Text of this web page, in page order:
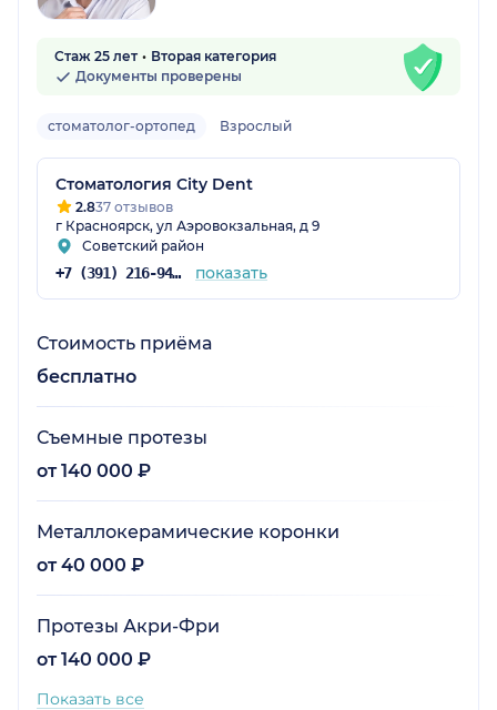
Стаж 25 лет
Вторая категория
Документы проверены
стоматолог-ортопед Взрослый
Стоматология City Dent
2.837 отзывов
г Красноярск, ул Аэровокзальная, д 9
Советский район
+7 (391) 216-94-37 показать
Стоимость приёма
бесплатно
Съемные протезы
от 140 000 ₽
Металлокерамические коронки
от 40 000 ₽
Протезы Акри-Фри
от 140 000 ₽
Показать все